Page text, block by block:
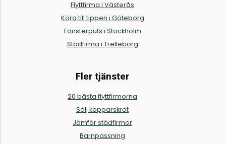
Flyttfirma i Västerås
Köra till tippen i Göteborg
Fönsterputs i Stockholm
Städfirma i Trelleborg
Fler tjänster
20 bästa flyttfirmorna
Sälj kopparskrot
Jämför städfirmor
Barnpassning